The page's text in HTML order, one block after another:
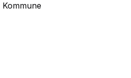
Kommune